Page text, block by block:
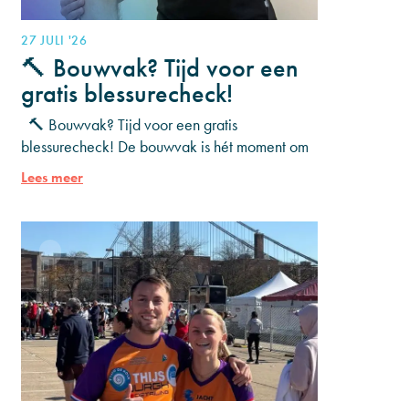
27 JULI '26
🔨 Bouwvak? Tijd voor een
gratis blessurecheck!
🔨 Bouwvak? Tijd voor een gratis
blessurecheck! De bouwvak is hét moment om
even op adem te komen. Heb je al een tijdje
last
Lees meer